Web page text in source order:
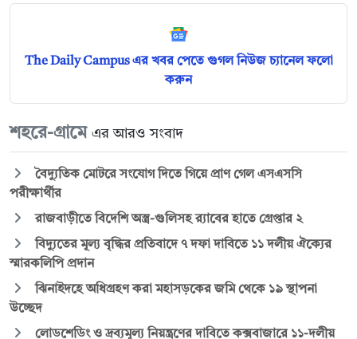
The Daily Campus এর খবর পেতে গুগল নিউজ চ্যানেল ফলো
করুন
শহরে-গ্রামে এর আরও সংবাদ
বৈদ্যুতিক মোটরে সংযোগ দিতে গিয়ে প্রাণ গেল এসএসসি
পরীক্ষার্থীর
রাজবাড়ীতে বিদেশি অস্ত্র-গুলিসহ র‍্যাবের হাতে গ্রেপ্তার ২
বিদ্যুতের মূল্য বৃদ্ধির প্রতিবাদে ৭ দফা দাবিতে ১১ দলীয় ঐক্যের
স্মারকলিপি প্রদান
ঝিনাইদহে অধিগ্রহণ করা মহাসড়কের জমি থেকে ১৯ স্থাপনা
উচ্ছেদ
লোডশেডিং ও দ্রব্যমূল্য নিয়ন্ত্রণের দাবিতে কক্সবাজারে ১১-দলীয়